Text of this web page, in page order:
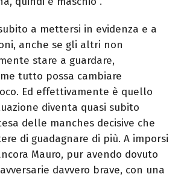
a mettersi in evidenza e a
anche se gli altri non
stare a guardare,
tutto possa cambiare
Ed effettivamente è quello
diventa quasi subito
delle manches decisive che
di guadagnare di più. A imporsi
Mauro, pur avendo dovuto
davvero brave, con una